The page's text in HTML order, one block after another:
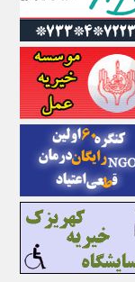
ایرنا
ایسکانیوز
ایسنا
ایکنا
ایلنا
اینتیتر
ایونا نیوز
بازتاب آنلاین
باشگاه خبرنگاران
باغستان نیوز
بامبوک
ببین و بخون
بدینسان
بنکر